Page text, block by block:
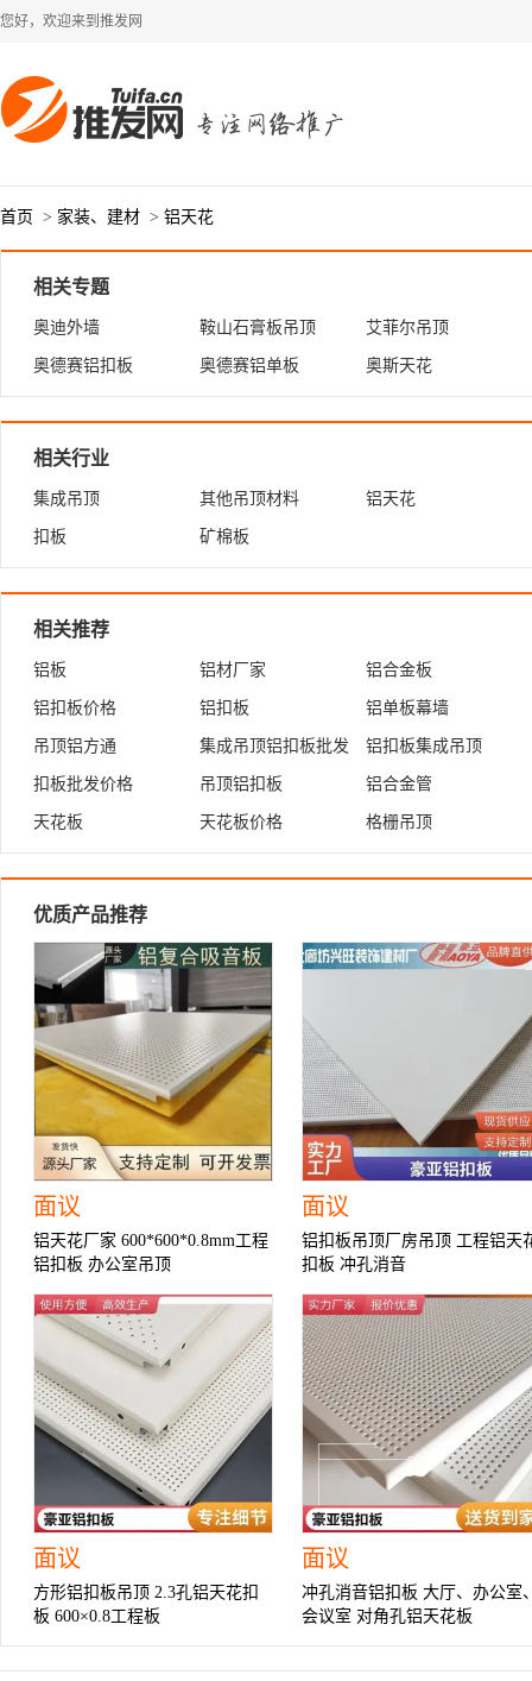
您好，欢迎来到推发网
首页 > 家装、建材 > 铝天花
相关专题
奥迪外墙 鞍山石膏板吊顶 艾菲尔吊顶
奥德赛铝扣板 奥德赛铝单板 奥斯天花
相关行业
集成吊顶 其他吊顶材料 铝天花
扣板 矿棉板
相关推荐
铝板 铝材厂家 铝合金板
铝扣板价格 铝扣板 铝单板幕墙
吊顶铝方通 集成吊顶铝扣板批发 铝扣板集成吊顶
扣板批发价格 吊顶铝扣板 铝合金管
天花板 天花板价格 格栅吊顶
优质产品推荐
面议
铝天花厂家 600*600*0.8mm工程
铝扣板 办公室吊顶
面议
铝扣板吊顶厂房吊顶 工程铝天
扣板 冲孔消音
面议
方形铝扣板吊顶 2.3孔铝天花扣
板 600×0.8工程板
面议
冲孔消音铝扣板 大厅、办公室
会议室 对角孔铝天花板